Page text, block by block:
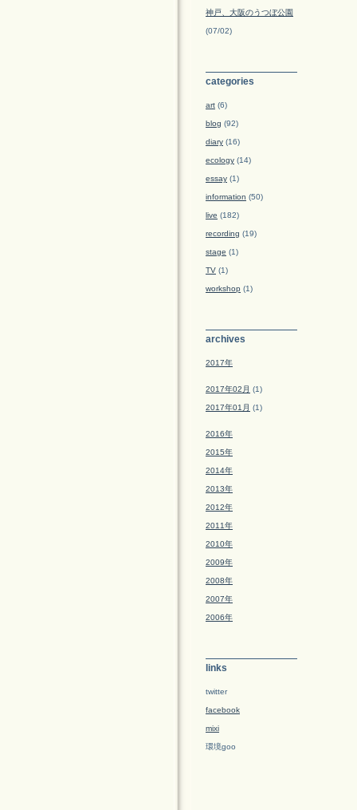
神戸、大阪のうつぼ公園
(07/02)
categories
art (6)
blog (92)
diary (16)
ecology (14)
essay (1)
information (50)
live (182)
recording (19)
stage (1)
TV (1)
workshop (1)
archives
2017年
2017年02月 (1)
2017年01月 (1)
2016年
2015年
2014年
2013年
2012年
2011年
2010年
2009年
2008年
2007年
2006年
links
twitter
facebook
mixi
環境goo